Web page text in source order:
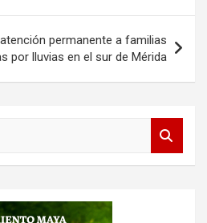
permanente a familias
por lluvias en el sur de Mérida